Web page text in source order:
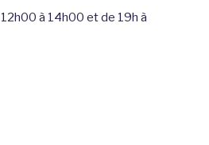
à 14h00 et de 19h à